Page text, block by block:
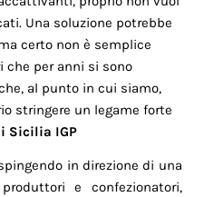
Una soluzione potrebbe
certo non è semplice
per anni si sono
al punto in cui siamo,
stringere un legame forte
Sicilia IGP
in direzione di una
e confezionatori,